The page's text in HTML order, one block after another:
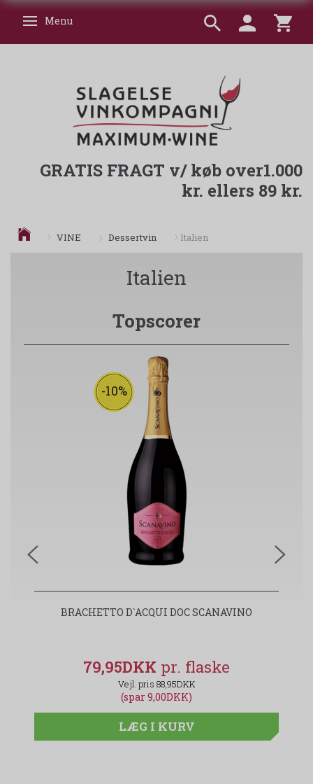
Skifte navigation
Menu
GRATIS FRAGT v/ køb over1.000
kr. ellers 89 kr.
VINE Dessertvin Italien
Italien
Topscorer
-10%
BRACHETTO D`ACQUI DOC SCANAVINO
79,95DKK
88,95DKK
(spar 9,00DKK)
LÆG I KURV